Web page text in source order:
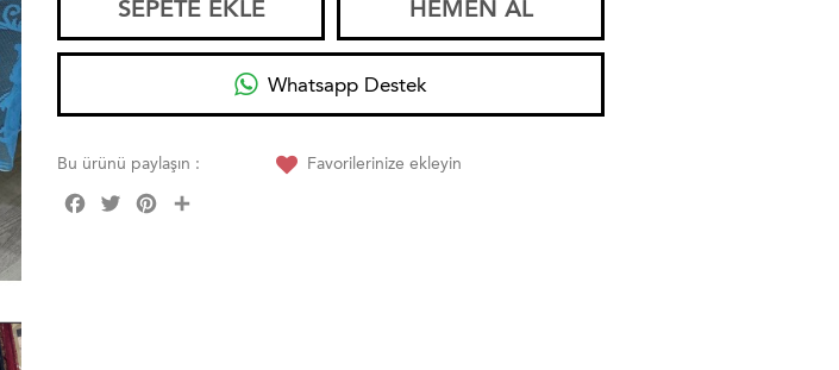
SEPETE EKLE HEMEN AL
Whatsapp Destek
Bu ürünü paylaşın :
FacebookTwitterPinterest
Favorilerinize ekleyin